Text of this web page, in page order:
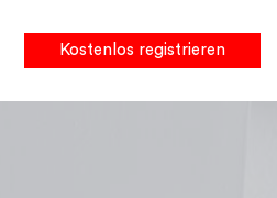
Kostenlos registrieren